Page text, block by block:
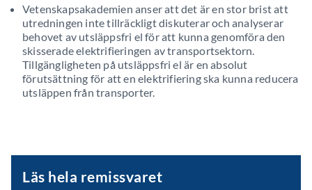
Vetenskapsakademien anser att det är en stor brist att
utredningen inte tillräckligt diskuterar och analyserar
behovet av utsläppsfri el för att kunna genomföra den
skisserade elektrifieringen av transportsektorn.
Tillgängligheten på utsläppsfri el är en absolut
förutsättning för att en elektrifiering ska kunna reducera
utsläppen från transporter.
Läs hela remissvaret